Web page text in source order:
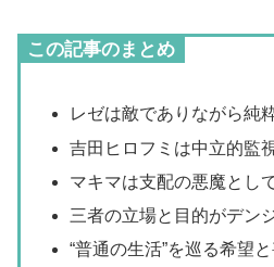
この記事のまとめ
レゼは敵でありながら純
吉田ヒロフミは中立的監
マキマは支配の悪魔とし
三者の立場と目的がデン
“普通の生活”を巡る希望